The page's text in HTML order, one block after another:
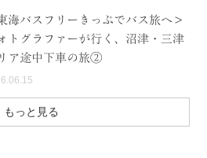
海バスフリーきっぷでバス旅へ＞
トグラファーが行く、沼津・三津
ア途中下車の旅②
もっと見る